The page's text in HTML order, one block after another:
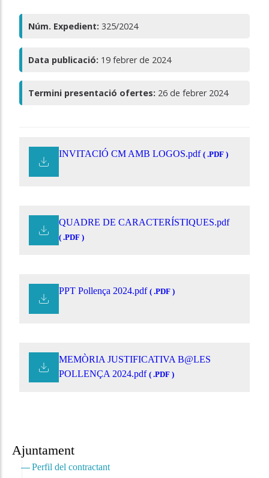
Ajuntament
Perfil del contractant
Núm. Expedient: 325/2024
Data publicació: 19 febrer de 2024
Termini presentació ofertes: 26 de febrer 2024
INVITACIÓ CM AMB LOGOS.pdf ( .PDF )
QUADRE DE CARACTERÍSTIQUES.pdf
( .PDF )
PPT Pollença 2024.pdf ( .PDF )
MEMÒRIA JUSTIFICATIVA B@LES
POLLENÇA 2024.pdf ( .PDF )